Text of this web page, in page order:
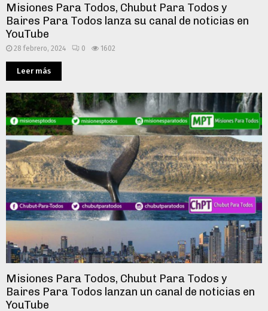
Misiones Para Todos, Chubut Para Todos y
Baires Para Todos lanza su canal de noticias en
YouTube
28 febrero, 2024 0 1602
Leer más
Misiones Para Todos, Chubut Para Todos y
Baires Para Todos lanzan un canal de noticias en
YouTube